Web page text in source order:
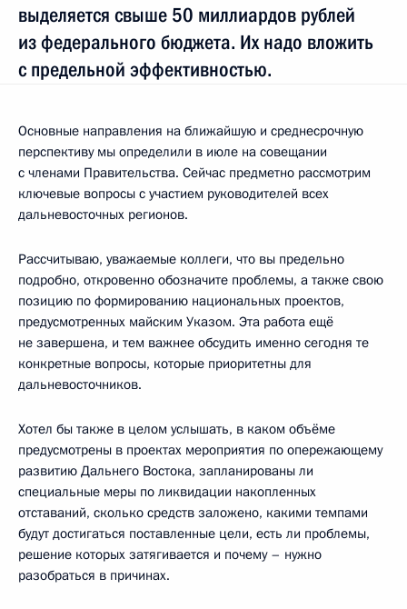
выделяется свыше 50 миллиардов рублей
из федерального бюджета. Их надо вложить
с предельной эффективностью.
Основные направления на ближайшую и среднесрочную
перспективу мы определили в июле на совещании
с членами Правительства. Сейчас предметно рассмотрим
ключевые вопросы с участием руководителей всех
дальневосточных регионов.
Рассчитываю, уважаемые коллеги, что вы предельно
подробно, откровенно обозначите проблемы, а также свою
позицию по формированию национальных проектов,
предусмотренных майским Указом. Эта работа ещё
не завершена, и тем важнее обсудить именно сегодня те
конкретные вопросы, которые приоритетны для
дальневосточников.
Хотел бы также в целом услышать, в каком объёме
предусмотрены в проектах мероприятия по опережающему
развитию Дальнего Востока, запланированы ли
специальные меры по ликвидации накопленных
отставаний, сколько средств заложено, какими темпами
будут достигаться поставленные цели, есть ли проблемы,
решение которых затягивается и почему – нужно
разобраться в причинах.